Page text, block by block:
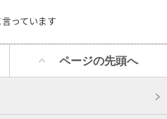
っています
ページの先頭へ